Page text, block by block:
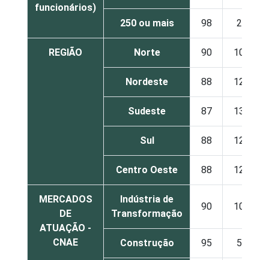
funcionários)
250 ou mais 98 2
REGIÃO Norte 90 10
Nordeste 88 12
Sudeste 87 13
Sul 88 12
Centro Oeste 88 12
MERCADOS
DE
ATUAÇÃO -
CNAE
Indústria de
Transformação
90 10
Construção 95 5